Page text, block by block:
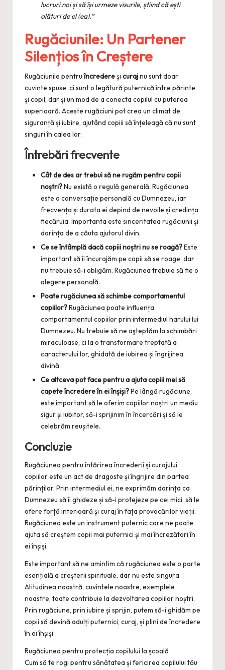
lucruri noi și să își urmeze visurile, știind că ești
alături de el (ea).”
Rugăciunile: Un Partener
Silențios în Creștere
Rugăciunile pentruîncredereși curajnu sunt doar
cuvinte spuse, ci sunt o legătură puternică între părinte
și copil, dar și un mod de a conecta copilul cu puterea
superioară. Aceste rugăciuni pot crea un climat de
siguranță și iubire, ajutând copiii să înțeleagă că nu sunt
singuri în calea lor.
Întrebări frecvente
Cât de des ar trebui să ne rugăm pentru copii
noștri?Nu există o regulă generală. Rugăciunea
este o conversație personală cu Dumnezeu, iar
frecvența și durata ei depind de nevoile și credința
fiecăruia. Importanta este sinceritatea rugăciunii și
dorința de a căuta ajutorul divin.
Ce se întâmplă dacă copiii noștri nu se roagă?Este
important să îi încurajăm pe copii să se roage, dar
nu trebuie să-i obligăm. Rugăciunea trebuie să fie o
alegere personală.
Poate rugăciunea să schimbe comportamentul
copiilor?Rugăciunea poate influența
comportamentul copiilor prin intermediul harului lui
Dumnezeu. Nu trebuie să ne aşteptăm la schimbări
miraculoase, ci la o transformare treptată a
caracterului lor, ghidată de iubirea și îngrijirea
divină.
Ce altceva pot face pentru a ajuta copiii mei să
capete încredere în ei înșiși?Pe lângă rugăciune,
este important să le oferim copiilor noștri un mediu
sigur și iubitor, să-i sprijinim în încercări și să le
celebrăm reușitele.
Concluzie
Rugăciunea pentru întărirea încrederii și curajului
copiilor este un act de dragoste și îngrijire din partea
părinților. Prin intermediul ei, ne exprimăm dorința ca
Dumnezeu să îi ghideze și să-i protejeze pe cei mici, să le
ofere forță interioară și curaj în fața provocărilor vieții.
Rugăciunea este un instrument puternic care ne poate
ajuta să creștem copii mai puternici și mai încrezători în
ei înșiși.
Este important să ne amintim că rugăciunea este o parte
esențială a creșterii spirituale, dar nu este singura.
Atitudinea noastră, cuvintele noastre, exemplele
noastre, toate contribuie la dezvoltarea copiilor noștri.
Prin rugăciune, prin iubire și sprijin, putem să-i ghidăm pe
copii să devină adulți puternici, curaj, și plini de încredere
în ei înșiși.
Rugăciunea pentru protecția copilului la școală
Cum să te rogi pentru sănătatea și fericirea copilului tău